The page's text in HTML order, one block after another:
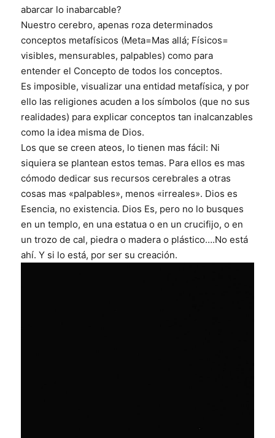
abarcar lo inabarcable?
Nuestro cerebro, apenas roza determinados
conceptos metafísicos (Meta=Mas allá; Físicos=
visibles, mensurables, palpables) como para
entender el Concepto de todos los conceptos.
Es imposible, visualizar una entidad metafísica, y por
ello las religiones acuden a los símbolos (que no sus
realidades) para explicar conceptos tan inalcanzables
como la idea misma de Dios.
Los que se creen ateos, lo tienen mas fácil: Ni
siquiera se plantean estos temas. Para ellos es mas
cómodo dedicar sus recursos cerebrales a otras
cosas mas «palpables», menos «irreales». Dios es
Esencia, no existencia. Dios Es, pero no lo busques
en un templo, en una estatua o en un crucifijo, o en
un trozo de cal, piedra o madera o plástico….No está
ahí. Y si lo está, por ser su creación.